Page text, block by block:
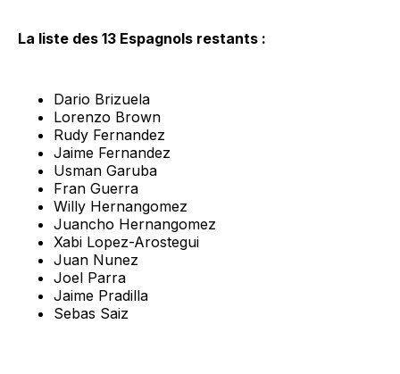
La liste des 13 Espagnols restants :
Dario Brizuela
Lorenzo Brown
Rudy Fernandez
Jaime Fernandez
Usman Garuba
Fran Guerra
Willy Hernangomez
Juancho Hernangomez
Xabi Lopez-Arostegui
Juan Nunez
Joel Parra
Jaime Pradilla
Sebas Saiz